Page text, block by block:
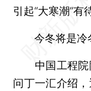
引起“大寒潮”有
今冬将是冷
中国工程院
问丁一汇介绍